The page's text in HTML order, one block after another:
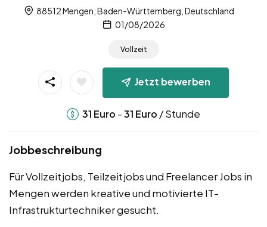
88512 Mengen, Baden-Württemberg, Deutschland
01/08/2026
Vollzeit
Jetzt bewerben
31 Euro -31 Euro / Stunde
Jobbeschreibung
Für Vollzeitjobs, Teilzeitjobs und Freelancer Jobs in
Mengen werden kreative und motivierte IT-
Infrastrukturtechniker gesucht.